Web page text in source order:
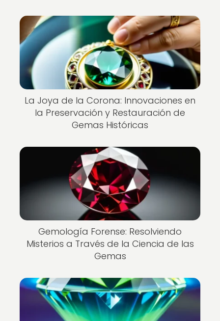
La Joya de la Corona: Innovaciones en
la Preservación y Restauración de
Gemas Históricas
Gemología Forense: Resolviendo
Misterios a Través de la Ciencia de las
Gemas